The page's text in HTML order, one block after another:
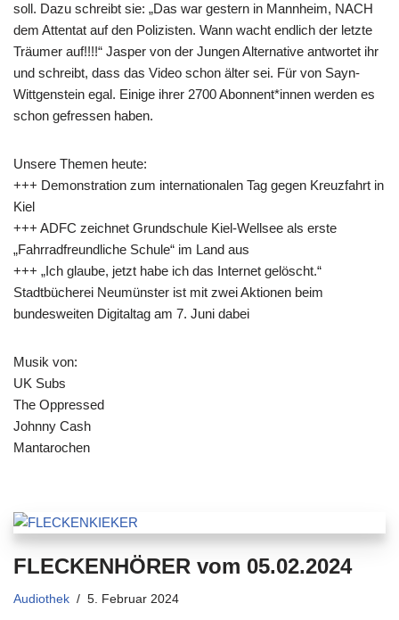
soll. Dazu schreibt sie: „Das war gestern in Mannheim, NACH
dem Attentat auf den Polizisten. Wann wacht endlich der letzte
Träumer auf!!!!“ Jasper von der Jungen Alternative antwortet ihr
und schreibt, dass das Video schon älter sei. Für von Sayn-
Wittgenstein egal. Einige ihrer 2700 Abonnent*innen werden es
schon gefressen haben.
Unsere Themen heute:
+++ Demonstration zum internationalen Tag gegen Kreuzfahrt in
Kiel
+++ ADFC zeichnet Grundschule Kiel-Wellsee als erste
„Fahrradfreundliche Schule“ im Land aus
+++ „Ich glaube, jetzt habe ich das Internet gelöscht.“
Stadtbücherei Neumünster ist mit zwei Aktionen beim
bundesweiten Digitaltag am 7. Juni dabei
Musik von:
UK Subs
The Oppressed
Johnny Cash
Mantarochen
FLECKENHÖRER vom 05.02.2024
Audiothek 5. Februar 2024